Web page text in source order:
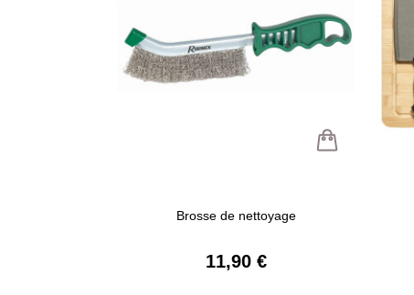
Brosse de nettoyage
11,90 €